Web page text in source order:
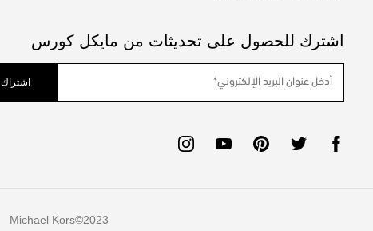
اشترك للحصول على تحديثات من مايكل كورس
اشتراك
Michael Kors